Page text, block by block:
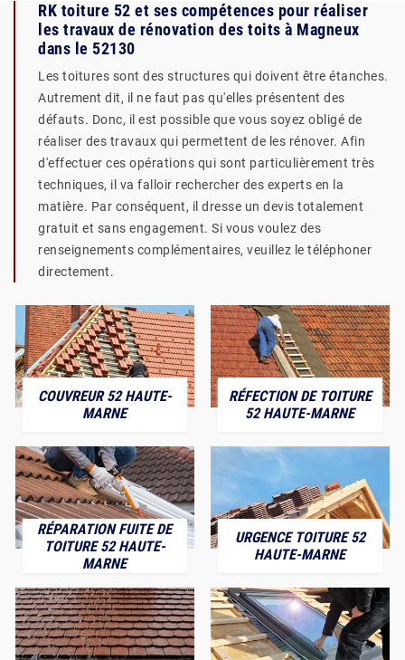
RK toiture 52 et ses compétences pour réaliser
les travaux de rénovation des toits à Magneux
dans le 52130
Les toitures sont des structures qui doivent être étanches.
Autrement dit, il ne faut pas qu'elles présentent des
défauts. Donc, il est possible que vous soyez obligé de
réaliser des travaux qui permettent de les rénover. Afin
d'effectuer ces opérations qui sont particulièrement très
techniques, il va falloir rechercher des experts en la
matière. Par conséquent, il dresse un devis totalement
gratuit et sans engagement. Si vous voulez des
renseignements complémentaires, veuillez le téléphoner
directement.
COUVREUR 52 HAUTE-
MARNE
RÉFECTION DE TOITURE
52 HAUTE-MARNE
RÉPARATION FUITE DE
TOITURE 52 HAUTE-
MARNE
URGENCE TOITURE 52
HAUTE-MARNE